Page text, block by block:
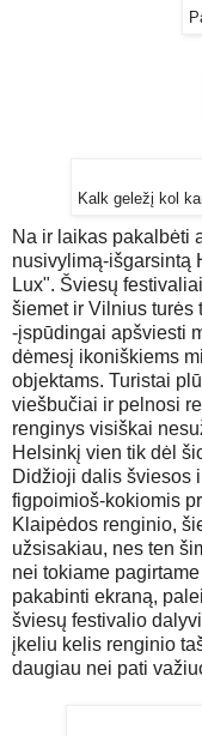
Kalk geležį kol
Na ir laikas pakalbėti
nusivylimą-išgarsintą
Lux". Šviesų
šiemet ir Vilnius turės
-įspūdingai apšviesti
dėmesį ikoniškiems
objektams. Turistai
viešbučiai ir pelnosi
renginys visiškai
Helsinkį vien tik dėl
Didžioji dalis šviesos
figpoimioš-kokiomis
Klaipėdos renginio,
užsisakiau, nes ten
nei tokiame
pakabinti ekraną,
šviesų festivalio
įkeliu kelis renginio
daugiau nei pati